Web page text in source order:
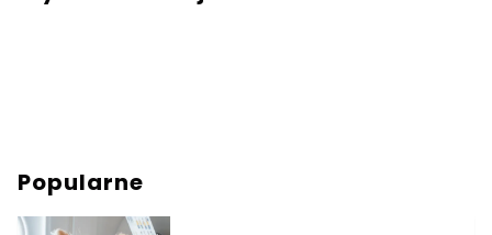
Popularne